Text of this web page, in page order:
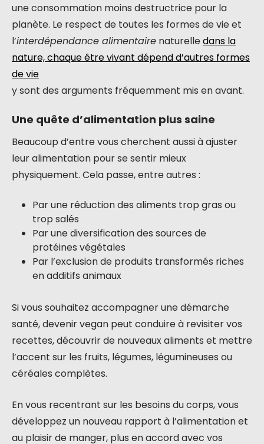
une consommation moins destructrice pour la
planète. Le respect de toutes les formes de vie et
l’interdépendance alimentaire naturelledans la
nature, chaque être vivant dépend d’autres formes
de vie
y sont des arguments fréquemment mis en avant.
Une quête d’alimentation plus saine
Beaucoup d’entre vous cherchent aussi à ajuster
leur alimentation pour se sentir mieux
physiquement. Cela passe, entre autres :
Par une réduction des aliments trop gras ou
trop salés
Par une diversification des sources de
protéines végétales
Par l’exclusion de produits transformés riches
en additifs animaux
Si vous souhaitez accompagner une démarche
santé, devenir vegan peut conduire à revisiter vos
recettes, découvrir de nouveaux aliments et mettre
l’accent sur les fruits, légumes, légumineuses ou
céréales complètes.
En vous recentrant sur les besoins du corps, vous
développez un nouveau rapport à l’alimentation et
au plaisir de manger, plus en accord avec vos